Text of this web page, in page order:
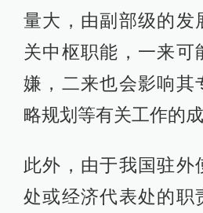
量大，由副部级的发
关中枢职能，一来可
嫌，二来也会影响其
略规划等有关工作的成
此外，由于我国驻外
处或经济代表处的职